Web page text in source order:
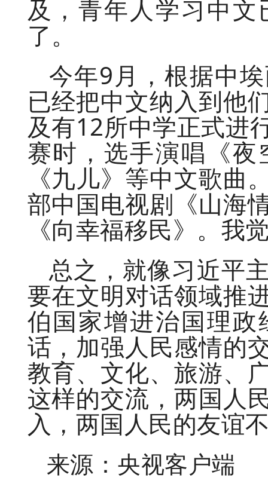
及，青年人学习中
了。
今年9月，根据中
已经把中文纳入到他
及有12所中学正式进
赛时，选手演唱《
《九儿》等中文歌曲
部中国电视剧《山海
《向幸福移民》。我
总之，就像习近平
要在文明对话领域推
伯国家增进治国理
话，加强人民感情的
教育、文化、旅游、
这样的交流，两国人
入，两国人民的友谊
来源：央视客户端